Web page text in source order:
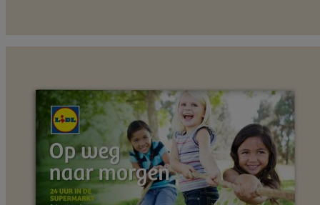
retargeting, d.w.z. advertenties voor producten waarin u interesse
hebt getoond (bijvoorbeeld door het product in de webshop aan
winkelmandje toe te voegen, maar het niet te kopen), ook op
verschillende apparaten en verschillende Lidl-diensten worden
weergegeven als er met behulp van uw gehashte e-mailadres en
eventuele andere identificatiegegevens/identificatiegegevens
waarover Criteo SA beschikt, meerdere eindapparaten of Lidl-